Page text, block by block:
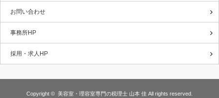
お問い合わせ
事務所HP
採用・求人HP
Copyright © 美容室・理容室専門の税理士 山本 佳 All rights reserved.